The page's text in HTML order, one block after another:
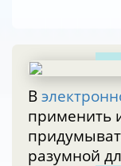
В
применить
разумной